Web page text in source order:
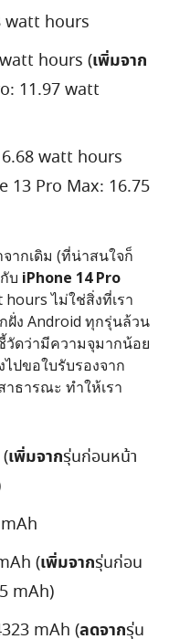
watt hours
hours (เพิ่มจาก
11.97 watt
watt hours
13 Pro Max: 16.75
ากเดิม (ที่น่าสนใจก็
บ iPhone 14 Pro
ไม่ใช่สิ่งที่เรา
ฝั่ง Android ทุกรุ่นล้วน
วัดว่ามีความจุมากน้อย
ปขอใบรับรองจาก
ธารณะ ทำให้เรา
เพิ่มจากรุ่นก่อนหน้า
(เพิ่มจากรุ่นก่อน
mAh)
mAh (ลดจากรุ่น